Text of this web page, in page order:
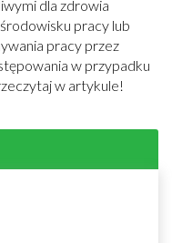
dla zdrowia
pracy lub
pracy przez
w przypadku
w artykule!